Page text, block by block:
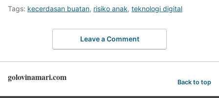
Tags: kecerdasan buatan, risiko anak, teknologi digital
Leave a Comment
golovinamari.com Back to top